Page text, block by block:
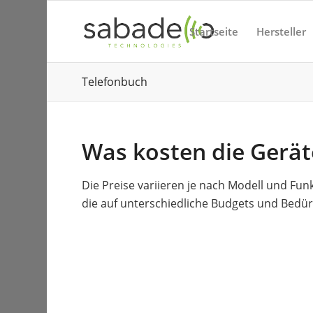
Startseite Hersteller
Telefonbuch
Was kosten die
Die Preise variieren je nach Modell und
die auf unterschiedliche Budgets und